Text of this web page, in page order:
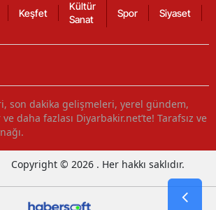
Keşfet
Kültür
Sanat
Spor Siyaset
son dakika gelişmeleri, yerel gündem,
daha fazlası Diyarbakir.net’te! Tarafsız ve
Copyright © 2026 . Her hakkı saklıdır.